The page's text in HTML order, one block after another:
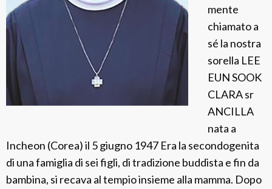
mente
chiamato a
sé la nostra
sorella LEE
EUN SOOK
CLARA sr
ANCILLA
nata a
Incheon (Corea) il 5 giugno 1947 Era la secondogenita
di una famiglia di sei figli, di tradizione buddista e fin da
bambina, si recava al tempio insieme alla mamma. Dopo